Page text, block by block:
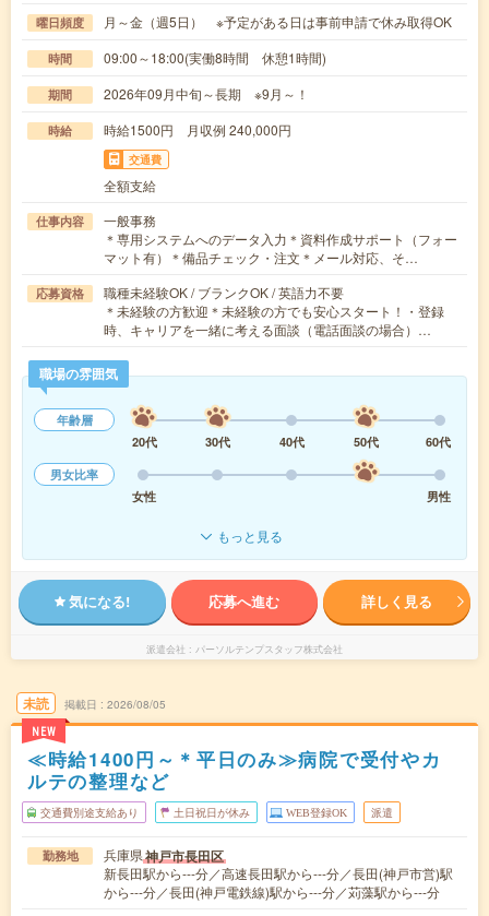
曜日頻度 月～金（週5日） ※予定がある日は事前申請で休み取得OK
時間 09:00～18:00(実働8時間 休憩1時間)
期間 2026年09月中旬～長期 ※9月～！
時給 時給1500円 月収例 240,000円
交通費
全額支給
仕事内容
一般事務
＊専用システムへのデータ入力＊資料作成サポート（フォー
マット有）＊備品チェック・注文＊メール対応、そ…
応募資格
職種未経験OK / ブランクOK / 英語力不要
＊未経験の方歓迎＊未経験の方でも安心スタート！・登録
時、キャリアを一緒に考える面談（電話面談の場合）…
職場の雰囲気
年齢層
20代
30代 40代 50代
60代
男女比率
女性
男性
もっと見る
気になる! 応募へ進む 詳しく見る
派遣会社 パーソルテンプスタッフ株式会社
未読
NEW
掲載日 2026/08/05
≪時給1400円～＊平日のみ≫病院で受付やカ
ルテの整理など
交通費別途支給あり 土日祝日が休み WEB登録OK 派遣
勤務地 兵庫県神戸市長田区
新長田駅から---分／高速長田駅から---分／長田(神戸市営)駅
から---分／長田(神戸電鉄線)駅から---分／苅藻駅から---分